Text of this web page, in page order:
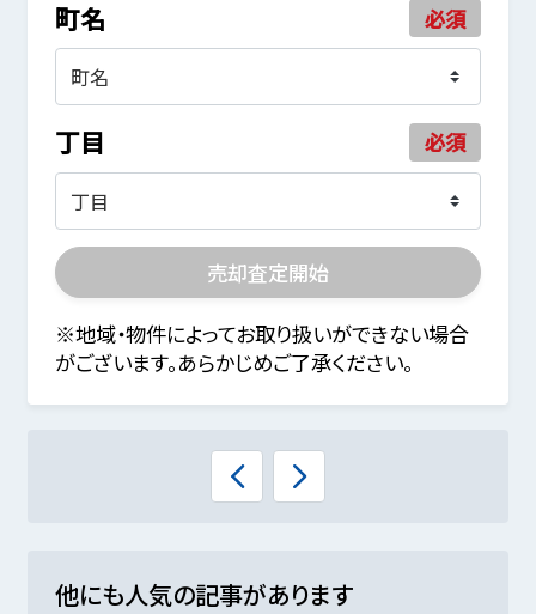
町名 必須
丁目 必須
売却査定開始
※地域・物件によってお取り扱いができない場合
がございます。あらかじめご了承ください。
他にも人気の記事があります